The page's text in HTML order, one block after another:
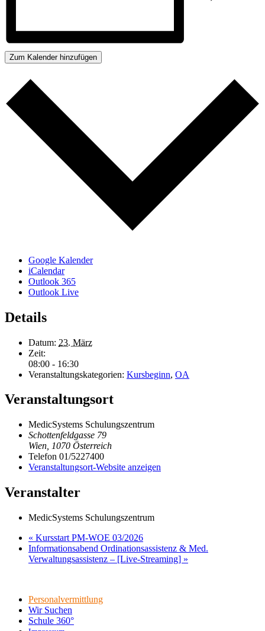
Zum Kalender hinzufügen
Google Kalender
iCalendar
Outlook 365
Outlook Live
Details
Datum: 23. März
Zeit:
08:00 - 16:30
Veranstaltungskategorien: Kursbeginn, OA
Veranstaltungsort
MedicSystems Schulungszentrum
Schottenfeldgasse 79
Wien 1070 Österreich
Telefon 01/5227400
Veranstaltungsort-Website anzeigen
Veranstalter
MedicSystems Schulungszentrum
« Kursstart PM-WOE 03/2026
Informationsabend Ordinationsassistenz & Med.
Verwaltungsassistenz – [Live-Streaming] »
Personalvermittlung
Wir Suchen
Schule 360°